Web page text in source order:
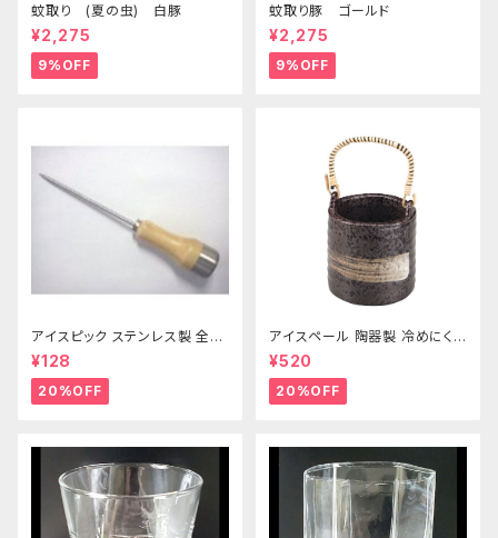
蚊取り (夏の虫) 白豚
¥2,275
9%OFF
蚊取り豚 ゴールド
¥2,275
9%OFF
アイスピック ステンレス製 全長
215ｍｍ
¥128
20%OFF
アイスペール 陶器製 冷めにくい
二重構造 860ml
¥520
20%OFF